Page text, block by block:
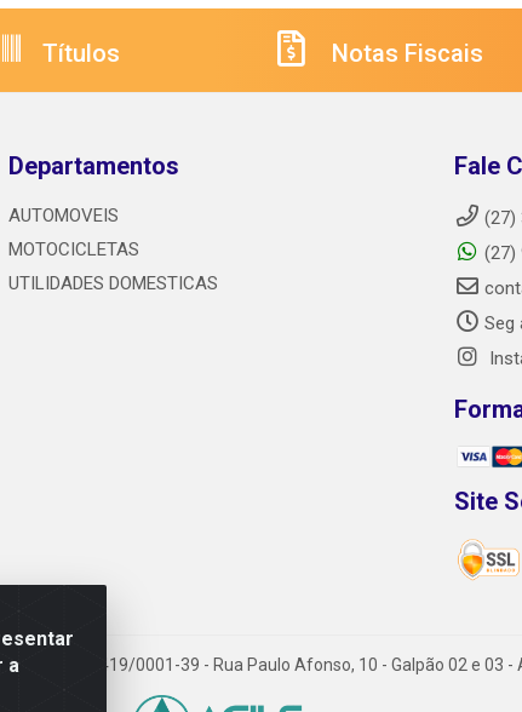
a
Títulos Notas Fiscais
Departamentos
AUTOMOVEIS
MOTOCICLETAS
UTILIDADES DOMESTICAS
Fale
(27)
(27)
Seg
Site
CNPJ 29.722.419/0001-39 - Rua Paulo Afonso, 10 - Galpão 02 e 03